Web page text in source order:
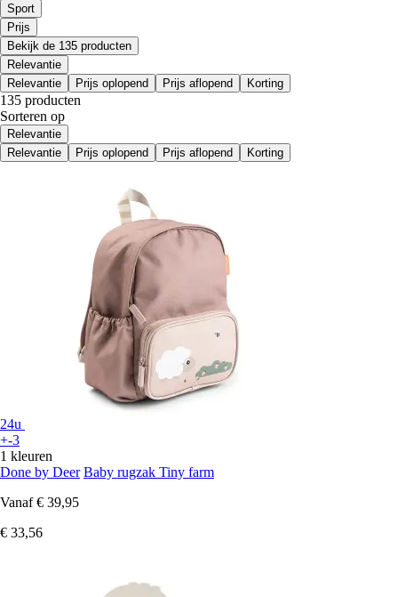
Sport
Prijs
Bekijk de 135 producten
Relevantie
Relevantie
Prijs oplopend Prijs aflopend Korting
135 producten
Sorteren op
Relevantie
Relevantie
Prijs oplopend Prijs aflopend Korting
24u
+-3
1 kleuren
Done by Deer Baby rugzak Tiny farm
Vanaf € 39,95
€ 33,56